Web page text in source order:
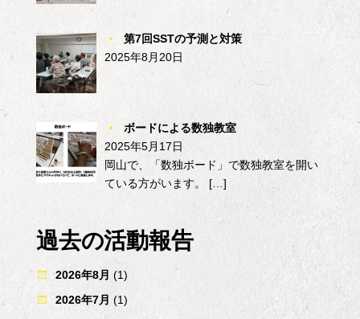
第7回SSTの予測と対策
2025年8月20日
ボードによる数独教室
2025年5月17日
岡山で、「数独ボード」で数独教室を開い
ている方がいます。 […]
過去の活動報告
2026年8月 (1)
2026年7月 (1)